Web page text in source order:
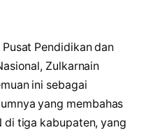
Pendidikan dan
Zulkarnain
ini sebagai
yang membahas
tiga kabupaten, yang